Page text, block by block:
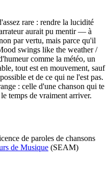
rare : rendre la lucidité
aurait pu mentir — à
par vertu, mais parce qu'il
swings like the weather /
comme la météo, un
tout est en mouvement, sauf
et de ce qui ne l'est pas.
: celle d'une chanson qui te
temps de vraiment arriver.
de paroles de chansons
de Musique (SEAM)